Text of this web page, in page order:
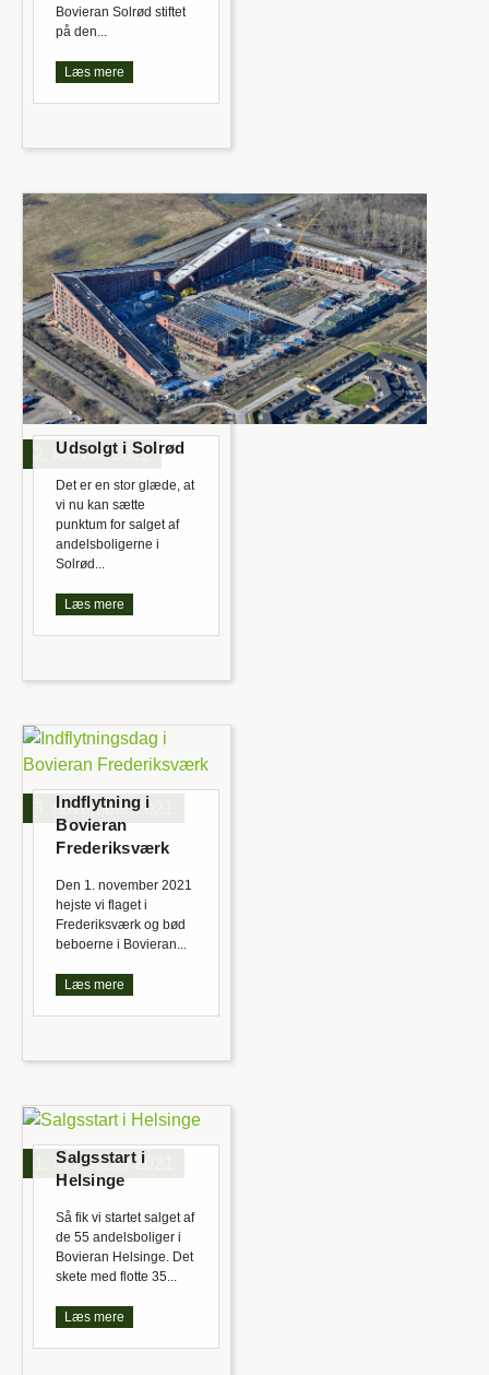
Bovieran Solrød stiftet
på den...
Læs mere
2. februar 2022
Udsolgt i Solrød
Det er en stor glæde, at
vi nu kan sætte
punktum for salget af
andelsboligerne i
Solrød...
Læs mere
3. november 2021
Indflytning i
Bovieran
Frederiksværk
Den 1. november 2021
hejste vi flaget i
Frederiksværk og bød
beboerne i Bovieran...
Læs mere
1. november 2021
Salgsstart i
Helsinge
Så fik vi startet salget af
de 55 andelsboliger i
Bovieran Helsinge. Det
skete med flotte 35...
Læs mere